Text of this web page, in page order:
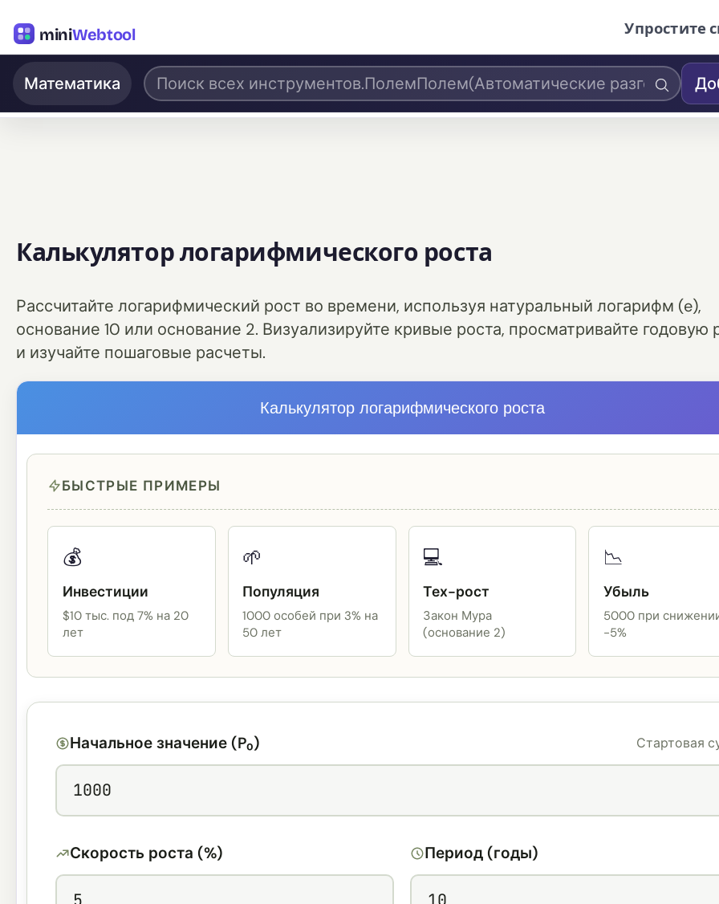
miniWebtool Упростите
Математика
Калькулятор логарифмического роста
Рассчитайте логарифмический рост во времени, используя натуральный логарифм (e),
основание 10 или основание 2. Визуализируйте кривые роста, просматривайте годовую
и изучайте пошаговые расчеты.
Калькулятор логарифмического роста
БЫСТРЫЕ ПРИМЕРЫ
💰
Инвестиции
$10 тыс. под 7% на 20
лет
🌱
Популяция
1000 особей при 3% на
50 лет
💻
Тех-рост
Закон Мура
(основание 2)
📉
Убыль
5000 при
-5%
Начальное значение (P₀) Стартовая
Скорость роста (%) Период (годы)